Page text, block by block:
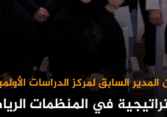
السابق لمركز الدراسات
في المنظمات